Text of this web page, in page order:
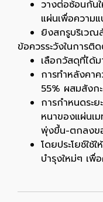
วางต่อซ้อนกัน
แผ่นเพื่อความ
ยิงสกรูบริเว
ข้อควรระวังในการติ
เลือกวัสดุที่ได้
การทำหลังคาค
55% ผสมสังก
การกำหนดระ
หนาของแผ่นเ
พุ่งขึ้น-ตกลงข
โดยประโยช์ใช้
บำรุงใหม่ๆ เ